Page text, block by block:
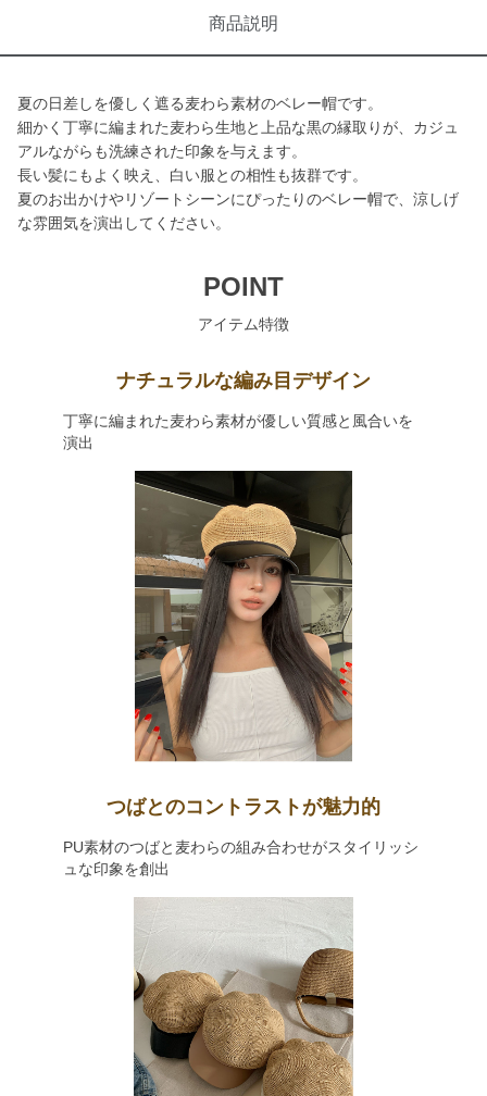
商品説明
夏の日差しを優しく遮る麦わら素材のベレー帽です。
細かく丁寧に編まれた麦わら生地と上品な黒の縁取りが、カジュ
アルながらも洗練された印象を与えます。
長い髪にもよく映え、白い服との相性も抜群です。
夏のお出かけやリゾートシーンにぴったりのベレー帽で、涼しげ
な雰囲気を演出してください。
POINT
アイテム特徴
ナチュラルな編み目デザイン
丁寧に編まれた麦わら素材が優しい質感と風合いを
演出
つばとのコントラストが魅力的
PU素材のつばと麦わらの組み合わせがスタイリッシ
ュな印象を創出